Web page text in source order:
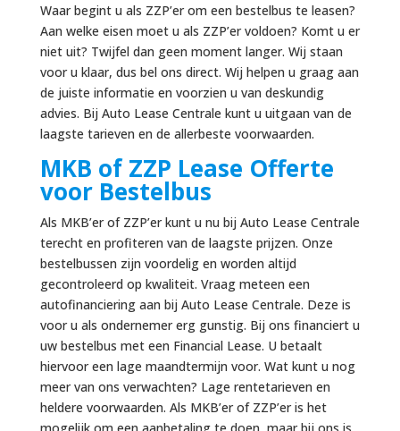
Waar begint u als ZZP’er om een bestelbus te leasen?
Aan welke eisen moet u als ZZP’er voldoen? Komt u er
niet uit? Twijfel dan geen moment langer. Wij staan
voor u klaar, dus bel ons direct. Wij helpen u graag aan
de juiste informatie en voorzien u van deskundig
advies. Bij Auto Lease Centrale kunt u uitgaan van de
laagste tarieven en de allerbeste voorwaarden.
MKB of ZZP Lease Offerte
voor Bestelbus
Als MKB’er of ZZP’er kunt u nu bij Auto Lease Centrale
terecht en profiteren van de laagste prijzen. Onze
bestelbussen zijn voordelig en worden altijd
gecontroleerd op kwaliteit. Vraag meteen een
autofinanciering aan bij Auto Lease Centrale. Deze is
voor u als ondernemer erg gunstig. Bij ons financiert u
uw bestelbus met een Financial Lease. U betaalt
hiervoor een lage maandtermijn voor. Wat kunt u nog
meer van ons verwachten? Lage rentetarieven en
heldere voorwaarden. Als MKB’er of ZZP’er is het